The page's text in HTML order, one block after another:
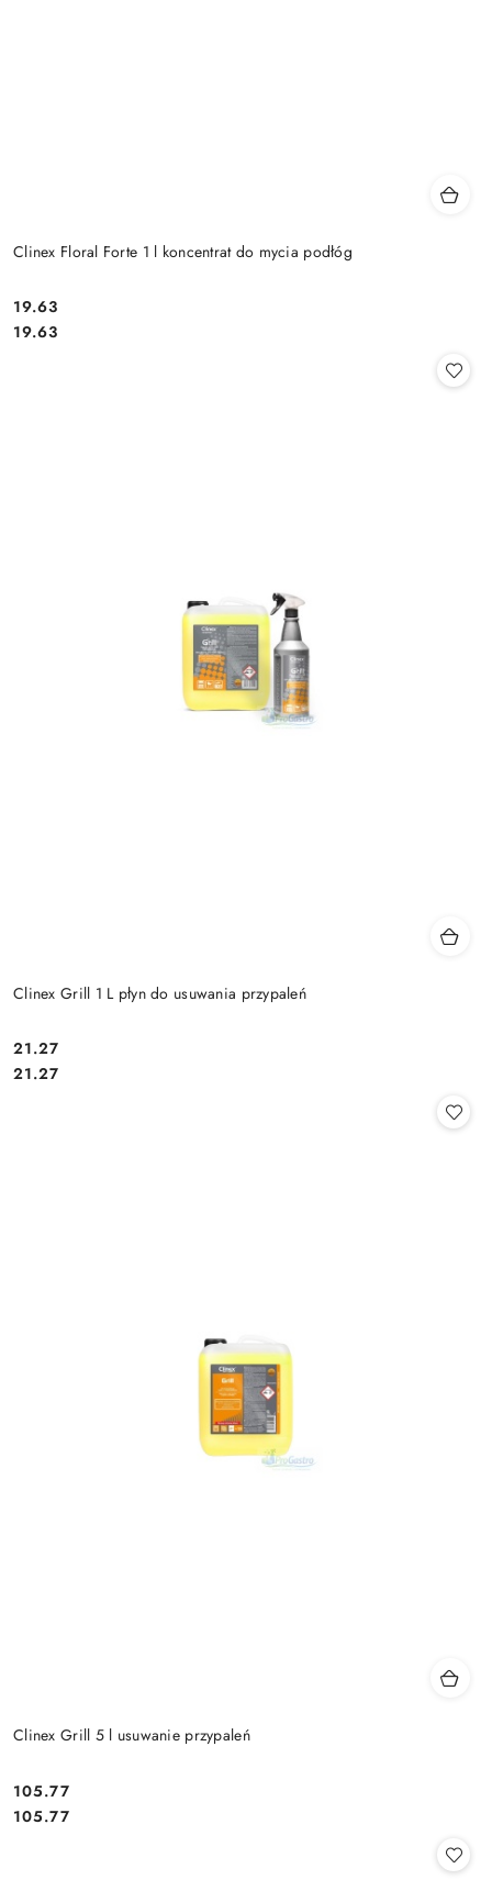
Clinex Floral Forte 1 l koncentrat do mycia podłóg
Cena:
19.63
Cena:
19.63
Clinex Grill 1 L płyn do usuwania przypaleń
Cena:
21.27
Cena:
21.27
Clinex Grill 5 l usuwanie przypaleń
Cena:
105.77
Cena:
105.77